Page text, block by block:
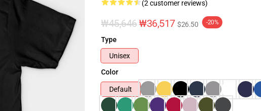
(2 customer reviews)
₩45,646₩36,517 $26.50 -20%
Type
Unisex
Color
Default